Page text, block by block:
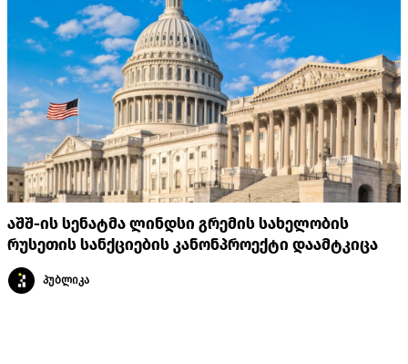
აშშ-ის სენატმა ლინდსი გრემის სახელობის
რუსეთის სანქციების კანონპროექტი დაამტკიცა
პუბლიკა